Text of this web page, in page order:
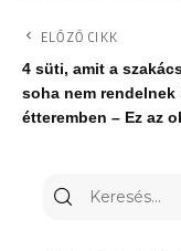
ELŐZŐ CIKK
4 süti, amit a
soha nem rendelnek
étteremben – Ez az
Keresés